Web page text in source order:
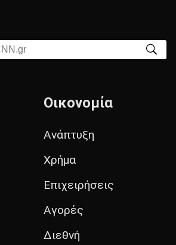
Οικονομία
Ανάπτυξη
Χρήμα
Επιχειρήσεις
Αγορές
Διεθνή